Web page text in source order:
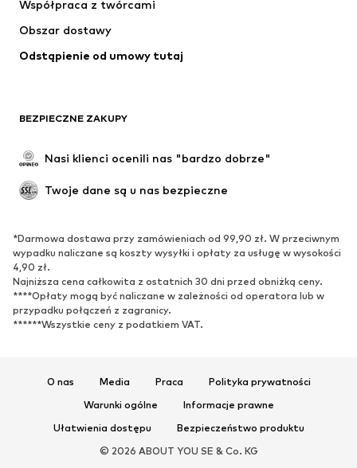
Współpraca z twórcami
Obszar dostawy
Odstąpienie od umowy tutaj
BEZPIECZNE ZAKUPY
Nasi klienci ocenili nas "bardzo dobrze"
Twoje dane są u nas bezpieczne
*Darmowa dostawa przy zamówieniach od 99,90 zł. W przeciwnym
wypadku naliczane są koszty wysyłki i opłaty za usługę w wysokości
4,90 zł.
Najniższa cena całkowita z ostatnich 30 dni przed obniżką ceny.
****Opłaty mogą być naliczane w zależności od operatora lub w
przypadku połączeń z zagranicy.
******Wszystkie ceny z podatkiem VAT.
O nas Media Praca
Polityka prywatności
Warunki ogólne
Informacje prawne
Ułatwienia dostępu
Bezpieczeństwo produktu
© 2026 ABOUT YOU SE & Co. KG